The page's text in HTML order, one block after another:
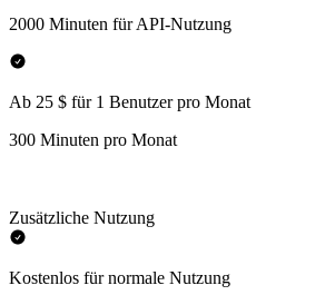
2000 Minuten für API-Nutzung
Ab 25 $ für 1 Benutzer pro Monat
300 Minuten pro Monat
Zusätzliche Nutzung
Kostenlos für normale Nutzung